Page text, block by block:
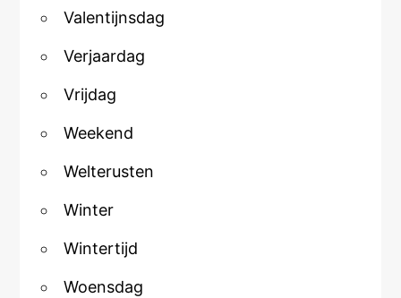
Valentijnsdag
Verjaardag
Vrijdag
Weekend
Welterusten
Winter
Wintertijd
Woensdag